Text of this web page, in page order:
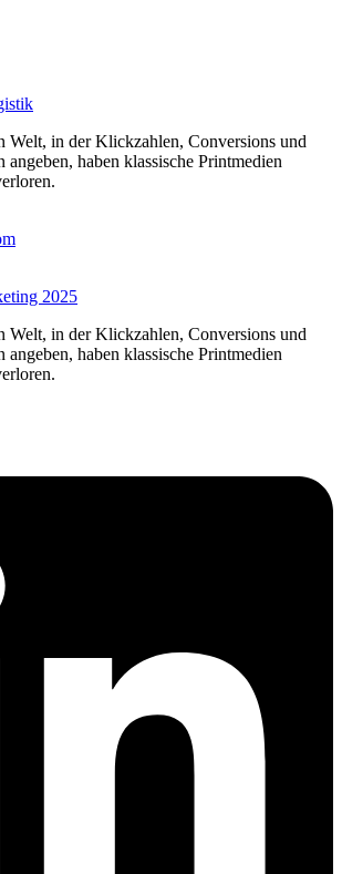
Welt, in der Klickzahlen, Conversions und
haben klassische Printmedien
2025
Welt, in der Klickzahlen, Conversions und
haben klassische Printmedien